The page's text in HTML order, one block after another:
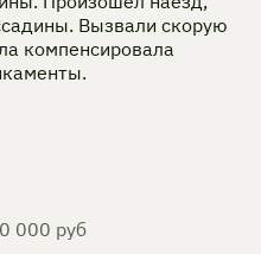
Вызвали скорую
компенсировала
000 руб